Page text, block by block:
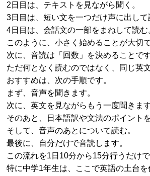
2日目は、テキストを見ながら聞く。
3日目は、短い文を一つだけ声に出して
4日目は、会話文の一部をまねして読む
このように、小さく始めることが大切で
次に、音読は「回数」を決めることです
ただ何となく読むのではなく、同じ英
おすすめは、次の手順です。
まず、音声を聞きます。
次に、英文を見ながらもう一度聞きます
そのあと、日本語訳や文法のポイント
そして、音声のあとについて読む。
最後に、自分だけで音読します。
この流れを1日10分から15分行うだけ
特に中学1年生は、ここで英語の土台